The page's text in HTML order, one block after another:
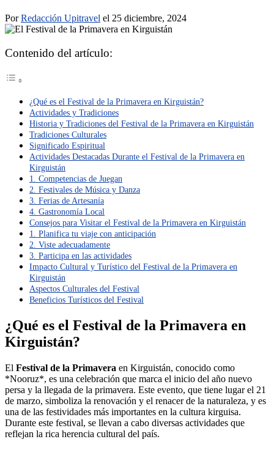
PorRedacción Upitravel el 25 diciembre, 2024
Contenido del artículo:
¿Qué es el Festival de la Primavera en Kirguistán?
Actividades y Tradiciones
Historia y Tradiciones del Festival de la Primavera en Kirguistán
Tradiciones Culturales
Significado Espiritual
Actividades Destacadas Durante el Festival de la Primavera en
Kirguistán
1. Competencias de Juegan
2. Festivales de Música y Danza
3. Ferias de Artesanía
4. Gastronomía Local
Consejos para Visitar el Festival de la Primavera en Kirguistán
1. Planifica tu viaje con anticipación
2. Viste adecuadamente
3. Participa en las actividades
Impacto Cultural y Turístico del Festival de la Primavera en
Kirguistán
Aspectos Culturales del Festival
Beneficios Turísticos del Festival
¿Qué es el Festival de la Primavera en
Kirguistán?
El Festival de la Primavera en Kirguistán, conocido como
*Nooruz*, es una celebración que marca el inicio del año nuevo
persa y la llegada de la primavera. Este evento, que tiene lugar el 21
de marzo, simboliza la renovación y el renacer de la naturaleza, y es
una de las festividades más importantes en la cultura kirguisa.
Durante este festival, se llevan a cabo diversas actividades que
reflejan la rica herencia cultural del país.